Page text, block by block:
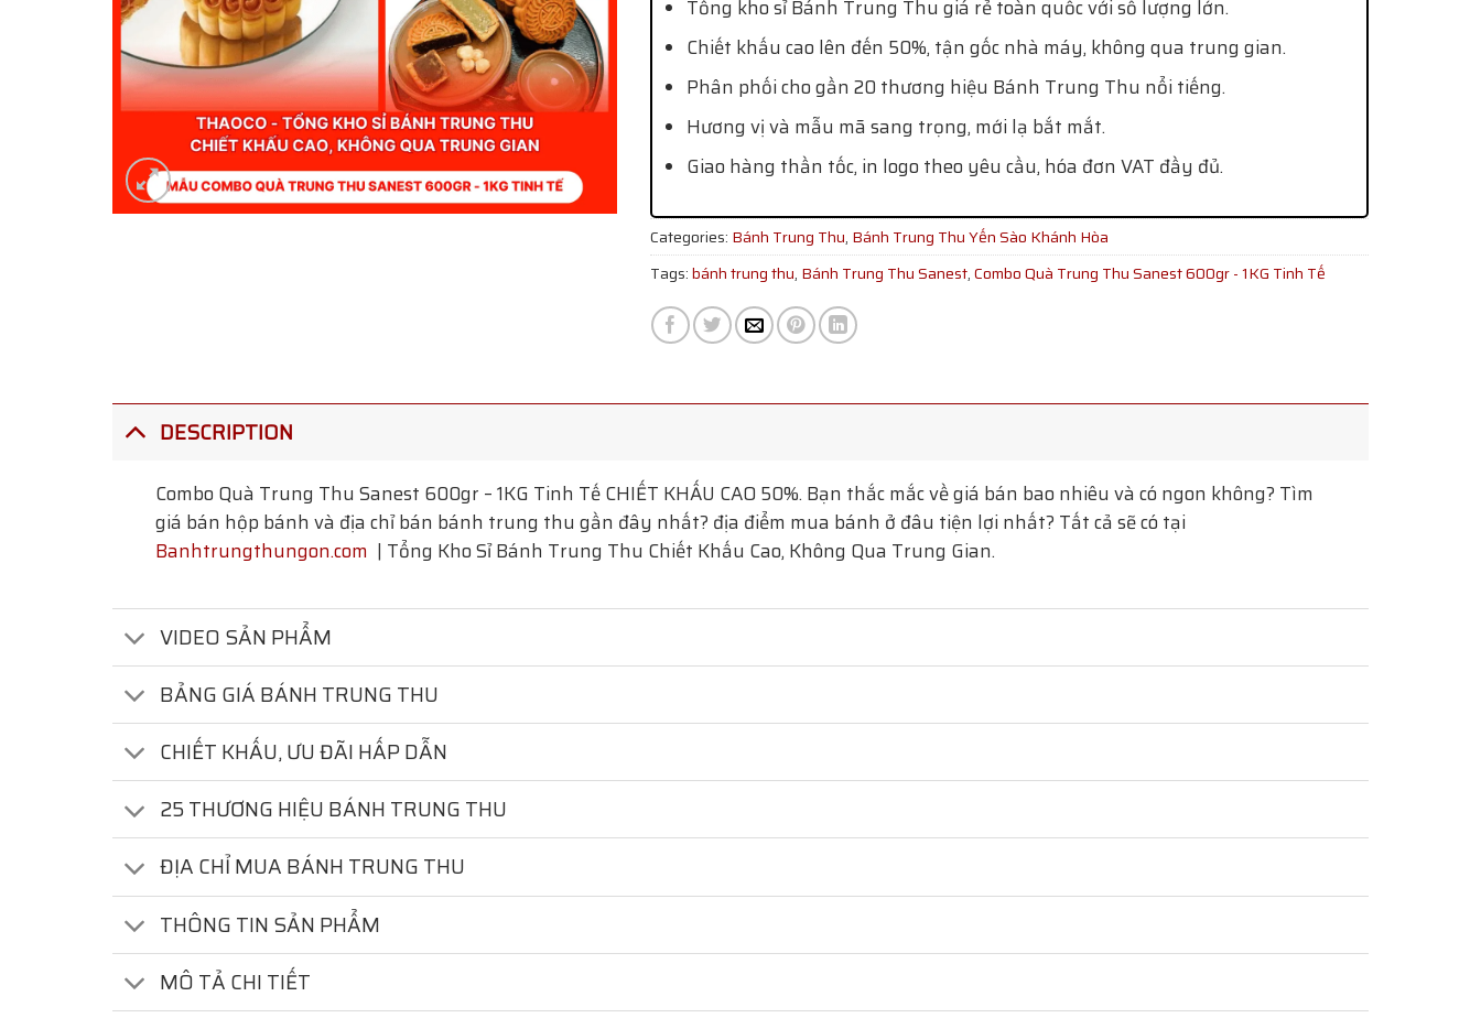
Tổng kho sỉ Bánh Trung Thu giá rẻ toàn quốc với số lượng lớn.
Chiết khấu cao lên đến 50%, tận gốc nhà máy, không qua trung gian.
Phân phối cho gần 20 thương hiệu Bánh Trung Thu nổi tiếng.
Hương vị và mẫu mã sang trọng, mới lạ bắt mắt.
Giao hàng thần tốc, in logo theo yêu cầu, hóa đơn VAT đầy đủ.
Categories: Bánh Trung Thu, Bánh Trung Thu Yến Sào Khánh Hòa
Tags:bánh trung thu, Bánh Trung Thu Sanest,Combo Quà Trung Thu Sanest 600gr - 1KG Tinh Tế
DESCRIPTION
Combo Quà Trung Thu Sanest 600gr – 1KG Tinh TếCHIẾT KHẤU CAO 50%. Bạn thắc mắc về giá bán bao nhiêu và có ngon không? Tìm
giá bán hộp bánh và địa chỉ bán bánh trung thu gần đây nhất? địa điểm mua bánh ở đâu tiện lợi nhất? Tất cả sẽ có tại
Banhtrungthungon.com | Tổng Kho Sỉ Bánh Trung Thu Chiết Khấu Cao, Không Qua Trung Gian.
VIDEO SẢN PHẨM
BẢNG GIÁ BÁNH TRUNG THU
CHIẾT KHẤU, ƯU ĐÃI HẤP DẪN
25 THƯƠNG HIỆU BÁNH TRUNG THU
ĐỊA CHỈ MUA BÁNH TRUNG THU
THÔNG TIN SẢN PHẨM
MÔ TẢ CHI TIẾT